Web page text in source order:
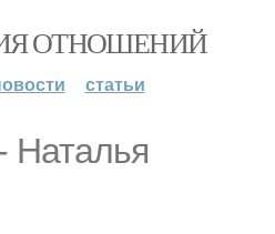
ОТНОШЕНИЙ
статьи
Наталья